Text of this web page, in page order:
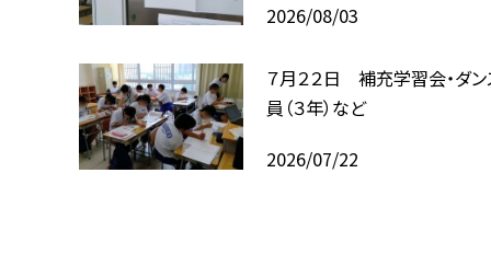
2026/08/03
７月２２日 補充学習会・ダ
員（３年）など
2026/07/22